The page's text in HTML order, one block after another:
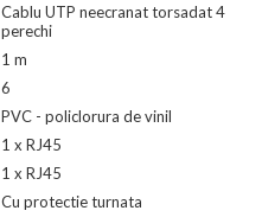
Cablu UTP neecranat torsadat 4
perechi
1 m
6
PVC - policlorura de vinil
1 x RJ45
1 x RJ45
Cu protectie turnata